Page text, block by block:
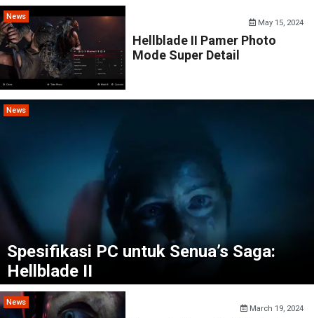
News
May 15, 2024
Hellblade II Pamer Photo
Mode Super Detail
News
Spesifikasi PC untuk Senua’s Saga:
Hellblade II
News
March 19, 2024